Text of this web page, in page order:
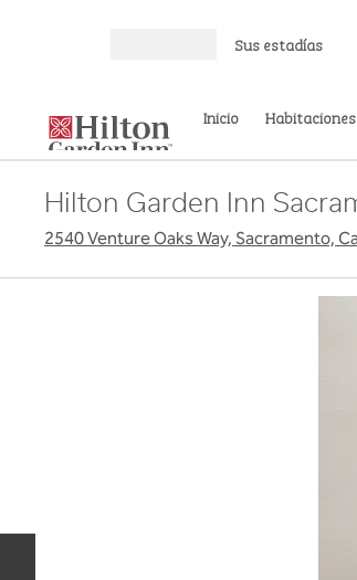
Sus estadías
Inicio Habitaciones
Hilton Garden Inn
2540 Venture Oaks Way, Sacramento,